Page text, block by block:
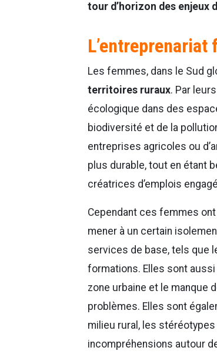
tour d’horizon des enjeux
Les femmes, dans le Sud
territoires ruraux. Par
écologique dans des
biodiversité et de la
entreprises agricoles ou
plus durable, tout en étant
créatrices d’emplois
Cependant ces femmes ont
mener à un certain
services de base, tels que
formations. Elles sont
zone urbaine et le manque
problèmes. Elles sont
milieu rural, les
incompréhensions autour